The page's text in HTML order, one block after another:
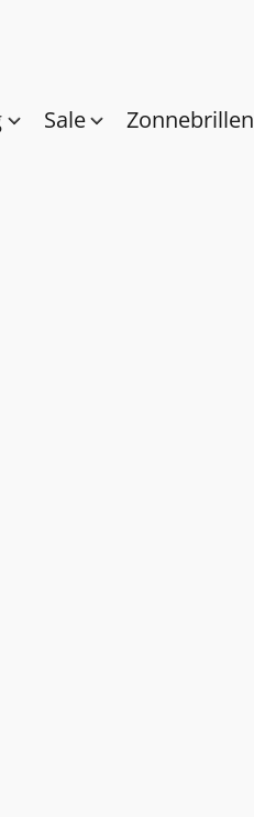
Sale Zonnebrillen